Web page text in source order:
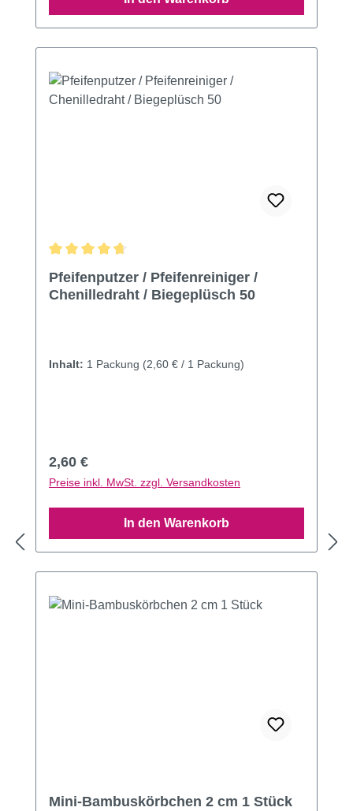
Pfeifenputzer / Pfeifenreiniger /
Chenilledraht / Biegeplüsch 50
Inhalt: 1 Packung (2,60 € / 1 Packung)
Regulärer Preis:
2,60 €
Preise inkl. MwSt. zzgl. Versandkosten
In den Warenkorb
Mini-Bambuskörbchen 2 cm 1 Stück